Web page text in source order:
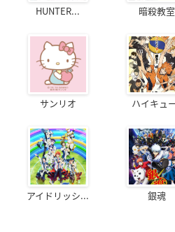
HUNTER... 暗殺教室
サンリオ ハイキュ
アイドリッシ... 銀魂